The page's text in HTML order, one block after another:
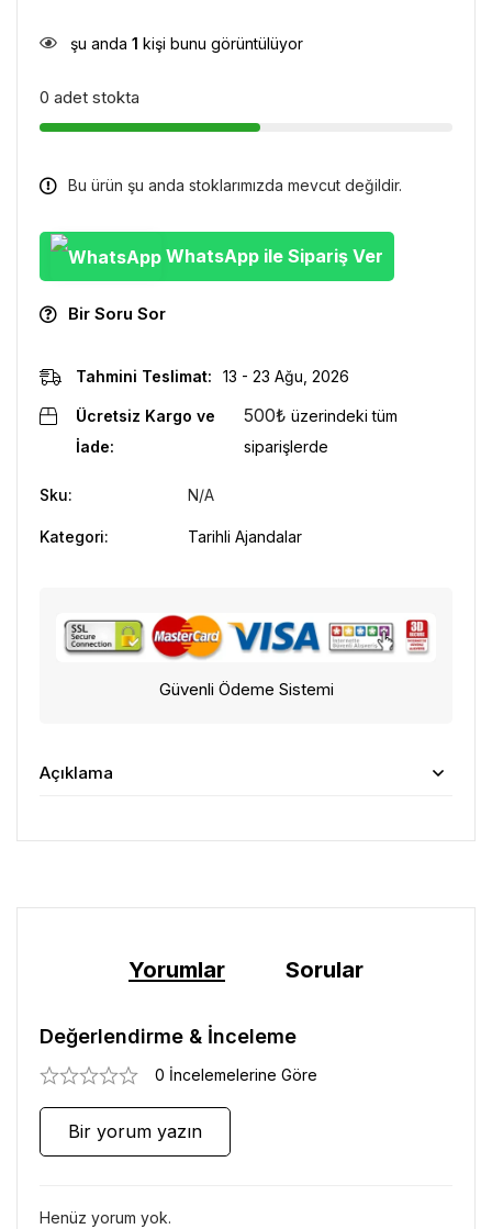
şu anda 1 kişi bunu görüntülüyor
0 adet stokta
Bu ürün şu anda stoklarımızda mevcut değildir.
WhatsApp ile Sipariş Ver
Bir Soru Sor
Tahmini Teslimat: 13 - 23 Ağu, 2026
Ücretsiz Kargo ve
İade:
500₺ üzerindeki tüm
siparişlerde
Sku: N/A
Kategori: Tarihli Ajandalar
Güvenli Ödeme Sistemi
Açıklama
Yorumlar Sorular
Değerlendirme & İnceleme
0 İncelemelerine Göre
Bir yorum yazın
Henüz yorum yok.